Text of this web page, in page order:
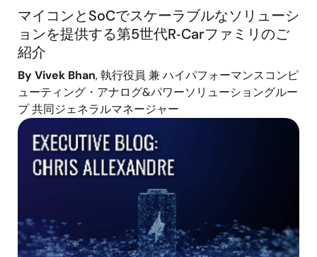
マイコンとSoCでスケーラブルなソリューシ
ョンを提供する第5世代R‑Carファミリのご
紹介
By Vivek Bhan, 執行役員 兼 ハイパフォーマンスコンピ
ューティング・アナログ&パワーソリューショングルー
プ 共同ジェネラルマネージャー